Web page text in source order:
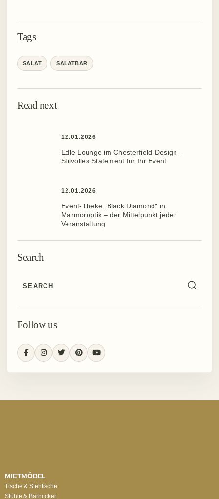
Tags
SALAT SALATBAR
Read next
12.01.2026
Edle Lounge im Chesterfield-Design –
Stilvolles Statement für Ihr Event ️
12.01.2026
Event-Theke „Black Diamond“ in
Marmoroptik – der Mittelpunkt jeder
Veranstaltung
Search
Follow us
MIETMÖBEL
Tische & Stehtische
Stühle & Barhocker